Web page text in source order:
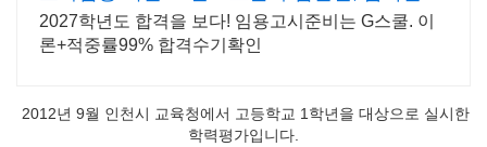
전문학원
2027학년도 합격을 보다! 임용고시준비는 G스쿨. 이
론+적중률99% 합격수기확인
2012년 9월 인천시 교육청에서 고등학교 1학년을 대상으로 실시한
학력평가입니다.